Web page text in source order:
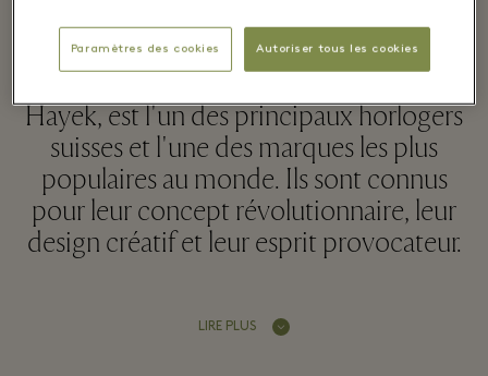
Hayek, est l'un des principaux horlogers
suisses et l'une des marques les plus
populaires au monde. Ils sont connus
pour leur concept révolutionnaire, leur
design créatif et leur esprit provocateur.
LIRE PLUS
Paramètres des cookies Autoriser tous les cookies